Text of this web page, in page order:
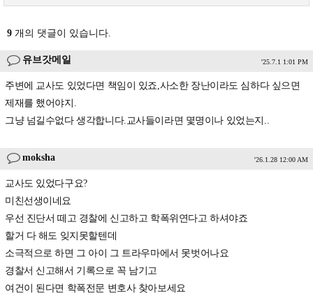
9 개의 댓글이 있습니다.
유브갓메일 '25.7.1 1:01 PM
주변에 교사도 있었다면 책임이 있죠,사소한 장난이라도 심하다 싶으면
제재를 했어야지.
그냥 넘길수없다 생각합니다.교사들이라면 몇명이나 있었는지..
moksha '26.1.28 12:00 AM
교사도 있었다구요?
미친선생이네요
우선 진단서 떼고 경찰에 신고하고 학폭위연다고 하셔야죠
할거 다 해도 잊지못할텐데
소극적으로 하면 그 아이 그 트라우마에서 못벗어나요
경찰서 신고해서 기록으로 꼭 남기고
여건이 된다면 학폭전문 변호사 찾아보세요